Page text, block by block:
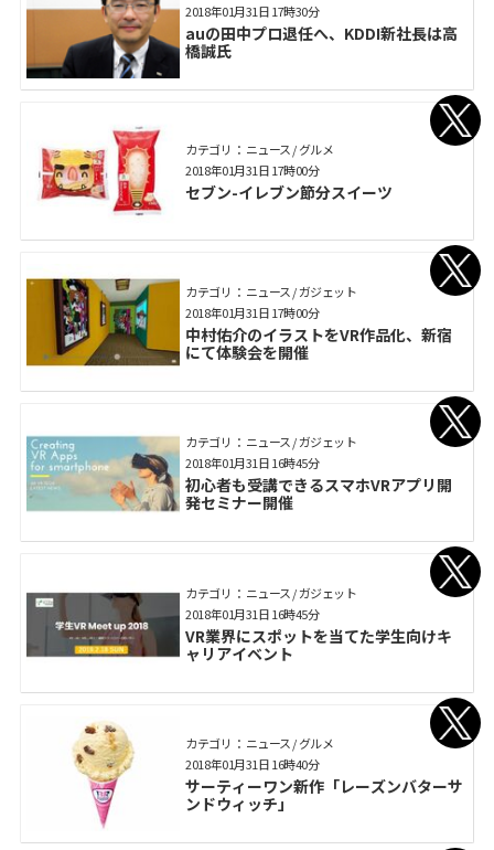
auの田中プロ退任へ、KDDI新社長は高
橋誠氏
2018年01月31日 17時30分
カテゴリ： ニュース / グルメ
セブン-イレブン節分スイーツ
2018年01月31日 17時00分
カテゴリ： ニュース / ガジェット
中村佑介のイラストをVR作品化、新宿
にて体験会を開催
2018年01月31日 17時00分
カテゴリ： ニュース / ガジェット
初心者も受講できるスマホVRアプリ開
発セミナー開催
2018年01月31日 16時45分
カテゴリ： ニュース / ガジェット
VR業界にスポットを当てた学生向けキ
ャリアイベント
2018年01月31日 16時45分
カテゴリ： ニュース / グルメ
サーティーワン新作「レーズンバターサ
ンドウィッチ」
2018年01月31日 16時40分